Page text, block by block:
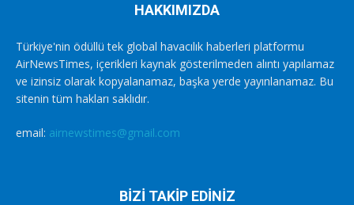
HAKKIMIZDA
Türkiye'nin ödüllü tek global havacılık haberleri platformu
AirNewsTimes, içerikleri kaynak gösterilmeden alıntı yapılamaz
ve izinsiz olarak kopyalanamaz, başka yerde yayınlanamaz. Bu
sitenin tüm hakları saklıdır.
email: airnewstimes@gmail.com
BİZİ TAKİP EDİNİZ